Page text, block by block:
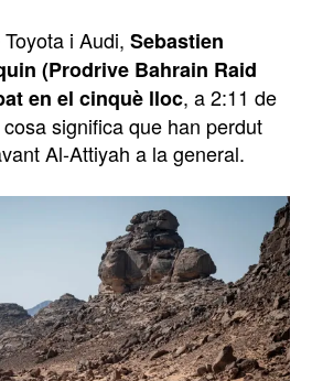
i Audi, Sebastien
(Prodrive Bahrain Raid
en el cinquè lloc, a 2:11 de
significa que han perdut
Al-Attiyah a la general.